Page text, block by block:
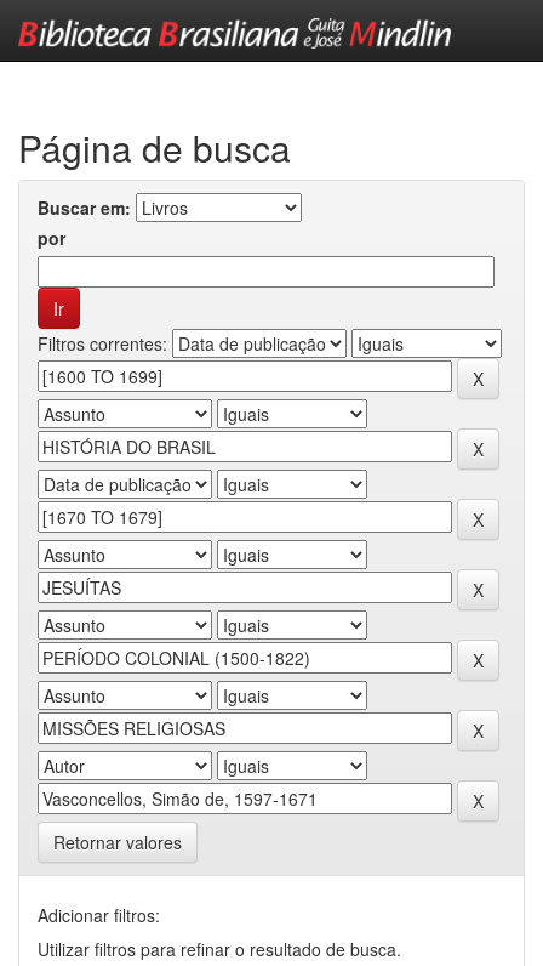
Página de busca
Buscar em:
por
Filtros correntes:
Retornar valores
Adicionar filtros:
Utilizar filtros para refinar o resultado de busca.